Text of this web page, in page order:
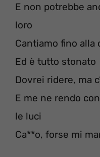
E non potrebbe
loro
Cantiamo fino alla
Ed è tutto stonato
Dovrei ridere, ma
E me ne rendo
le luci
Ca**o, forse mi